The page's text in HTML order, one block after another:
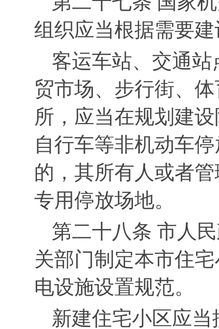
组织应当根据需要
客运车站、交通
贸市场、步行街、
所，应当在规划建
自行车等非机动车
的，其所有人或者
专用停放场地。
第二十八条 市人
关部门制定本市住
电设施设置规范。
新建住宅小区应